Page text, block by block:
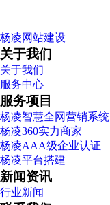
杨凌网站建设
关于我们
关于我们
服务中心
服务项目
杨凌智慧全网营销系统
杨凌360实力商家
杨凌AAA级企业认证
杨凌平台搭建
新闻资讯
行业新闻